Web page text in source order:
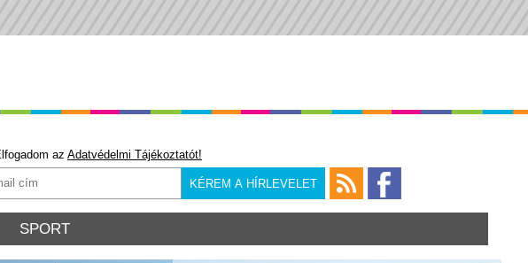
az Adatvédelmi Tájékoztatót!
SPORT